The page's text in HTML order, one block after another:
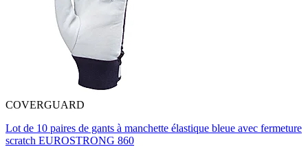
COVERGUARD
Lot de 10 paires de gants à manchette élastique bleue avec fermeture
scratch EUROSTRONG 860